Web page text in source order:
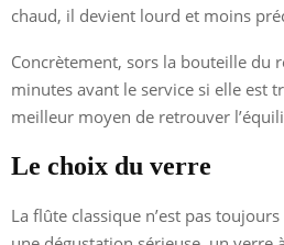
chaud, il devient lourd et moins
Concrètement, sors la bouteille du
minutes avant le service si elle est
meilleur moyen de retrouver
Le choix du verre
La flûte classique n’est pas